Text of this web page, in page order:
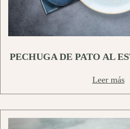
PECHUGA DE PATO AL
Leer más